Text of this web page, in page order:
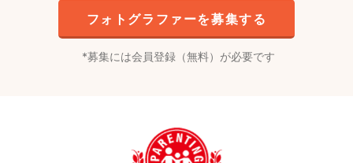
フォトグラファーを募集する
募集には会員登録（無料）が必要です